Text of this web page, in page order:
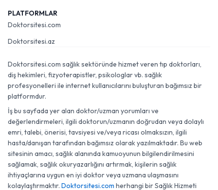
PLATFORMLAR
Doktorsitesi.com
Doktorsitesi.az
Doktorsitesi.com sağlık sektöründe hizmet veren tıp doktorları,
diş hekimleri, fizyoterapistler, psikologlar vb. sağlık
profesyonelleri ile internet kullanıcılarını buluşturan bağımsız bir
platformdur.
İş bu sayfada yer alan doktor/uzman yorumları ve
değerlendirmeleri, ilgili doktorun/uzmanın doğrudan veya dolaylı
emri, talebi, önerisi, tavsiyesi ve/veya ricası olmaksızın, ilgili
hasta/danışan tarafından bağımsız olarak yazılmaktadır. Bu web
sitesinin amacı, sağlık alanında kamuoyunun bilgilendirilmesini
sağlamak, sağlık okuryazarlığını artırmak, kişilerin sağlık
ihtiyaçlarına uygun en iyi doktor veya uzmana ulaşmasını
kolaylaştırmaktır. Doktorsitesi.com herhangi bir Sağlık Hizmeti